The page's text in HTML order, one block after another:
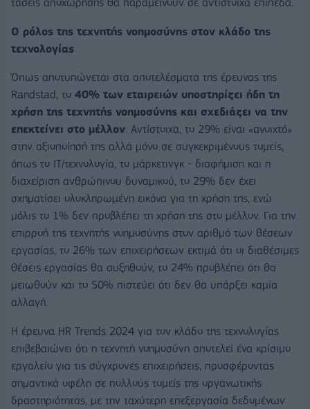
Ο ρόλος της τεχνητής νοημοσύνης στον κλάδο της
τεχνολογίας
Όπως αποτυπώνεται στα αποτελέσματα της έρευνας της
Randstad, το 40% των εταιρειών υποστηρίζει ήδη τη
χρήση της τεχνητής νοημοσύνης και σχεδιάζει να την
επεκτείνει στο μέλλον. Αντίστοιχα, το 29% είναι «ανοιχτό»
στην αξιοποίησή της αλλά μόνο σε συγκεκριμένους τομείς,
όπως το IT/τεχνολογία, το μάρκετινγκ - διαφήμιση και η
διαχείριση ανθρώπινου δυναμικού, το 29% δεν έχει
σχηματίσει ολοκληρωμένη εικόνα για τη χρήση της, ενώ
μόλις το 1% δεν προβλέπει τη χρήση της στο μέλλον. Για την
επιρροή της τεχνητής νοημοσύνης στον αριθμό των θέσεων
εργασίας, το 26% των επιχειρήσεων εκτιμά ότι οι διαθέσιμες
θέσεις εργασίας θα αυξηθούν, το 24% προβλέπει ότι θα
μειωθούν και το 50% πιστεύει ότι δεν θα υπάρξει καμία
αλλαγή.
Η έρευνα HR Trends 2024 για τον κλάδο της τεχνολογίας
επιβεβαιώνει ότι η τεχνητή νοημοσύνη αποτελεί ένα κρίσιμο
εργαλείο για τις σύγχρονες επιχειρήσεις, προσφέροντας
σημαντικά οφέλη σε πολλούς τομείς της οργανωτικής
δραστηριότητας, με την ταχύτερη επεξεργασία δεδομένων